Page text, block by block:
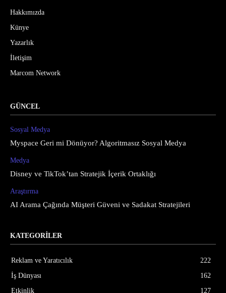
Hakkımızda
Künye
Yazarlık
İletişim
Marcom Network
GÜNCEL
Sosyal Medya
Myspace Geri mi Dönüyor? Algoritmasız Sosyal Medya
Medya
Disney ve TikTok’tan Stratejik İçerik Ortaklığı
Araştırma
AI Arama Çağında Müşteri Güveni ve Sadakat Stratejileri
KATEGORİLER
Reklam ve Yaratıcılık
222
İş Dünyası
162
Etkinlik
127